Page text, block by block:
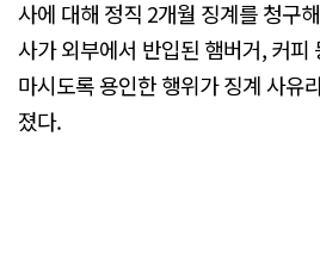
사에 대해 정직 2개월 징계를 청구
사가 외부에서 반입된 햄버거, 커피
마시도록 용인한 행위가 징계 사유
졌다.